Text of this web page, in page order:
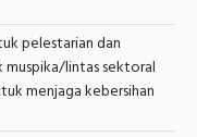
pelestarian dan
lintas sektoral
menjaga kebersihan